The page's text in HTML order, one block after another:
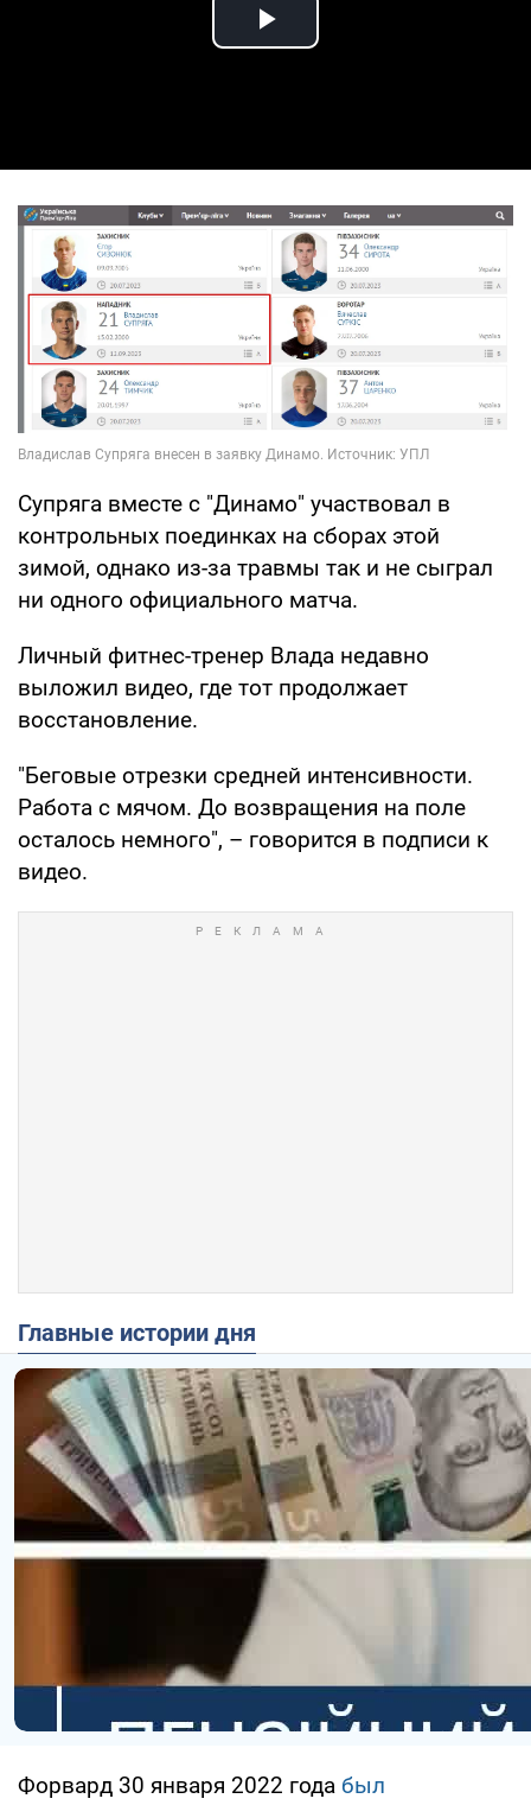
Play Video
Супряга вместе с "Динамо" участвовал в
контрольных поединках на сборах этой
зимой, однако из-за травмы так и не сыграл
ни одного официального матча.
Личный фитнес-тренер Влада недавно
выложил видео, где тот продолжает
восстановление.
"Беговые отрезки средней интенсивности.
Работа с мячом. До возвращения на поле
осталось немного", – говорится в подписи к
видео.
Главные истории дня
Форвард 30 января 2022 года был